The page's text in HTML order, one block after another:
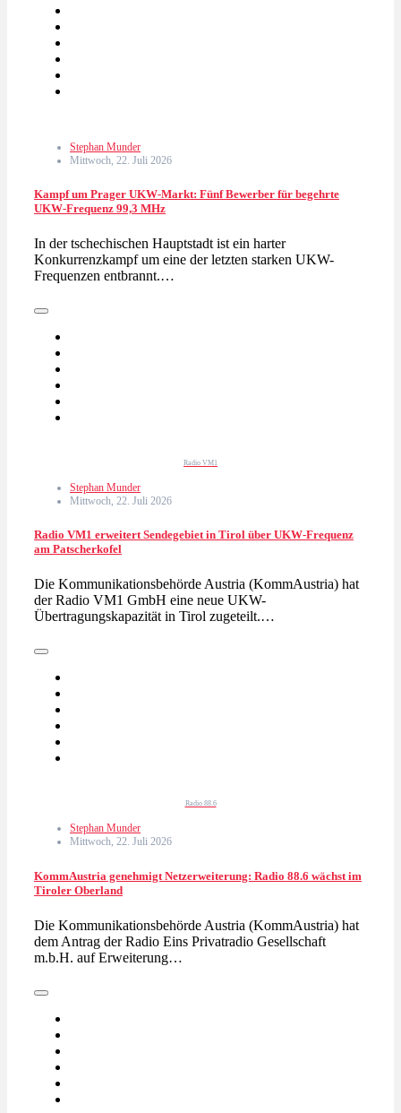
Stephan Munder
Mittwoch, 22. Juli 2026
Kampf um Prager UKW-Markt: Fünf Bewerber für begehrte
UKW-Frequenz 99,3 MHz
In der tschechischen Hauptstadt ist ein harter
Konkurrenzkampf um eine der letzten starken UKW-
Frequenzen entbrannt.…
Radio VM1
Stephan Munder
Mittwoch, 22. Juli 2026
Radio VM1 erweitert Sendegebiet in Tirol über UKW-Frequenz
am Patscherkofel
Die Kommunikationsbehörde Austria (KommAustria) hat
der Radio VM1 GmbH eine neue UKW-
Übertragungskapazität in Tirol zugeteilt.…
Radio 88.6
Stephan Munder
Mittwoch, 22. Juli 2026
KommAustria genehmigt Netzerweiterung: Radio 88.6 wächst im
Tiroler Oberland
Die Kommunikationsbehörde Austria (KommAustria) hat
dem Antrag der Radio Eins Privatradio Gesellschaft
m.b.H. auf Erweiterung…